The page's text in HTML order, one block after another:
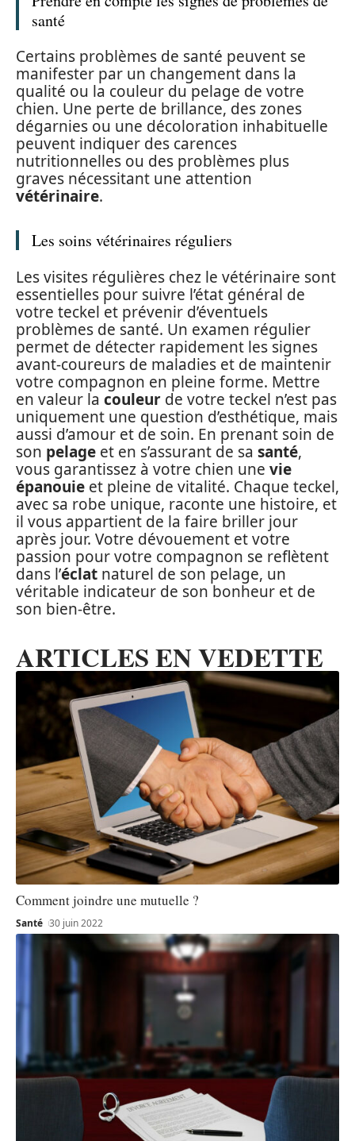
santé
Certains problèmes de santé peuvent se
manifester par un changement dans la
qualité ou la couleur du pelage de votre
chien. Une perte de brillance, des zones
dégarnies ou une décoloration inhabituelle
peuvent indiquer des carences
nutritionnelles ou des problèmes plus
graves nécessitant une attention
vétérinaire.
Les soins vétérinaires réguliers
Les visites régulières chez le vétérinaire sont
essentielles pour suivre l’état général de
votre teckel et prévenir d’éventuels
problèmes de santé. Un examen régulier
permet de détecter rapidement les signes
avant-coureurs de maladies et de maintenir
votre compagnon en pleine forme. Mettre
en valeur la couleur de votre teckel n’est pas
uniquement une question d’esthétique, mais
aussi d’amour et de soin. En prenant soin de
son pelage et en s’assurant de sa santé,
vous garantissez à votre chien une vie
épanouie et pleine de vitalité. Chaque teckel,
avec sa robe unique, raconte une histoire, et
il vous appartient de la faire briller jour
après jour. Votre dévouement et votre
passion pour votre compagnon se reflètent
dans l’éclat naturel de son pelage, un
véritable indicateur de son bonheur et de
son bien-être.
ARTICLES EN VEDETTE
Comment joindre une mutuelle ?
Santé 30 juin 2022